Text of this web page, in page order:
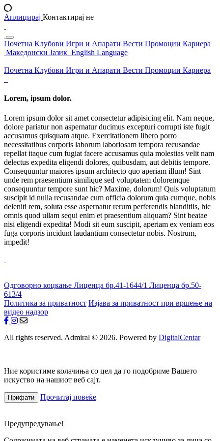
Аплицирај Контактирај не
Почетна Клубови Игри и Апарати Вести Промоции Кариера
Македонски Јазик English Language
Почетна Клубови Игри и Апарати Вести Промоции Кариера
Lorem, ipsum dolor.
Lorem ipsum dolor sit amet consectetur adipisicing elit. Nam neque,
dolore pariatur non aspernatur ducimus excepturi corrupti iste fugit
accusamus quisquam atque. Exercitationem libero porro
necessitatibus corporis laborum laboriosam tempora recusandae
repellat itaque cum fugiat facere accusamus quia molestias velit nam
delectus expedita eligendi dolores, quibusdam, aut debitis tempore.
Consequuntur maiores ipsum architecto quo aperiam illum! Sint
unde rem praesentium similique sed voluptatem doloremque
consequuntur tempore sunt hic? Maxime, dolorum! Quis voluptatum
suscipit id nulla recusandae cum officia dolorum quia cumque, nobis
deleniti rem, soluta esse aspernatur rerum perferendis blanditiis, hic
omnis quod ullam sequi enim et praesentium aliquam? Sint beatae
nisi eligendi expedita! Modi sit eum suscipit, aperiam ex veniam eos
fuga corporis incidunt laudantium consectetur nobis. Nostrum,
impedit!
Одговорно коцкање Лиценца бр.41-1644/1 Лиценца бр.50-
613/4
Политика за приватност Изјава за приватност при вршење на
видео надзор
All rights reserved. Admiral © 2026. Powered by DigitalCentar
Ние користиме колачиња со цел да го подобриме Вашето
искуство на нашиот веб сајт.
Прифати Прочитај повеќе
Предупредување!